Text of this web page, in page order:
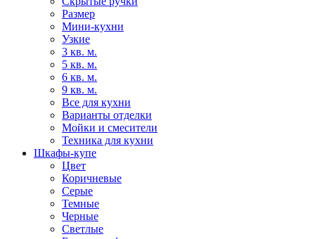
Размер
Мини-кухни
Узкие
3 кв. м.
5 кв. м.
6 кв. м.
9 кв. м.
Все для кухни
Варианты отделки
Мойки и смесители
Техника для кухни
Шкафы-купе
Цвет
Коричневые
Серые
Темные
Черные
Светлые